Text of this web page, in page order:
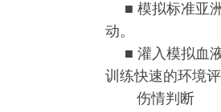
■ 模拟标准亚
动。
■ 灌入模拟血
训练快速的环境
伤情判断